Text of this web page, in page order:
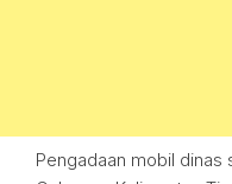
Pengadaan mobil dinas